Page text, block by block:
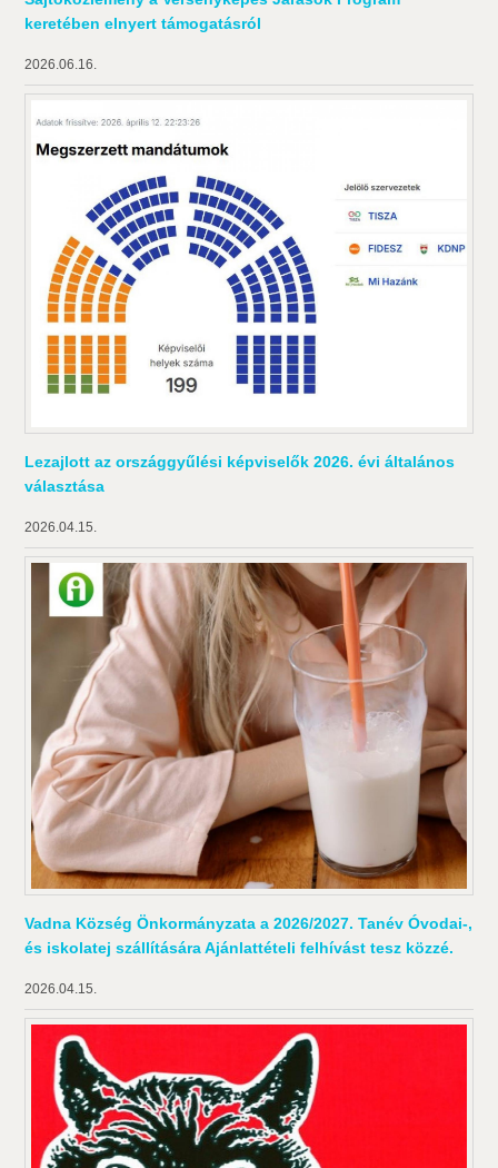
keretében elnyert támogatásról
2026.06.16.
Lezajlott az országgyűlési képviselők 2026. évi általános
választása
2026.04.15.
Vadna Község Önkormányzata a 2026/2027. Tanév Óvodai-,
és iskolatej szállítására Ajánlattételi felhívást tesz közzé.
2026.04.15.